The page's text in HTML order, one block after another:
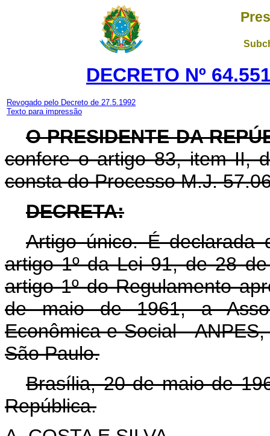
DECRETO Nº
Revogado pelo Decreto de 27.5.1992
Texto para impressão
O PRESIDENTE DA
confere o artigo 83, item II,
consta do Processo M.J.
DECRETA:
Artigo único. É declarada
artigo 1º da Lei 91, de 28
artigo 1º do Regulamento
de maio de 1961, a
Econômica e Social -
São Paulo.
Brasília, 20 de maio de
República.